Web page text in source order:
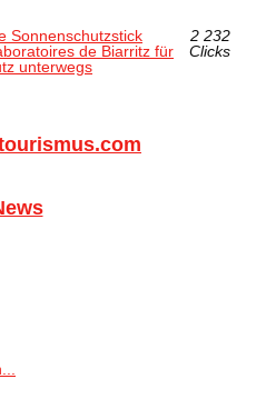
Sonnenschutzstick
de Biarritz für
unterwegs
2 232
Clicks